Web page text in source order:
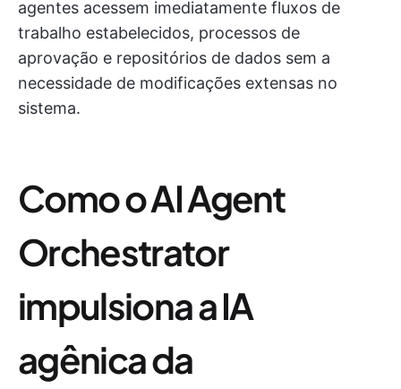
agentes acessem imediatamente fluxos de
trabalho estabelecidos, processos de
aprovação e repositórios de dados sem a
necessidade de modificações extensas no
sistema.
Como o AI Agent
Orchestrator
impulsiona a IA
agênica da